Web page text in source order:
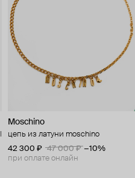
Moschino
цепь из латуни moschino
42 300 ₽
47 000 ₽ −10%
при оплате онлайн